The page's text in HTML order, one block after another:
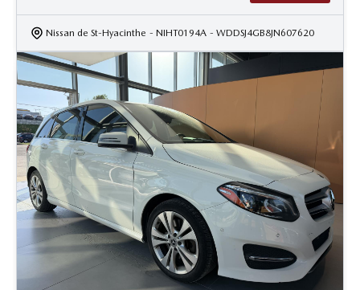
Nissan de St-Hyacinthe - NIHT0194A - WDDSJ4GB8JN607620